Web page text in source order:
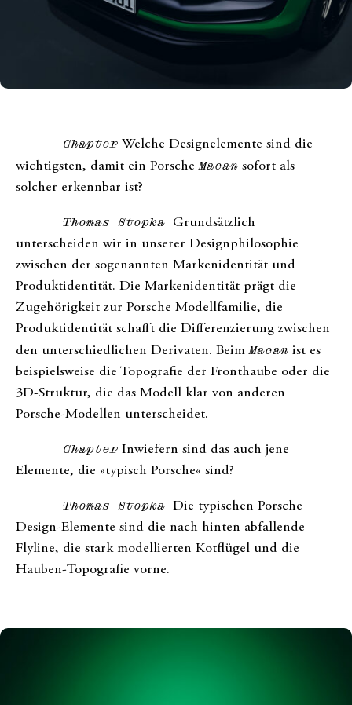
Chapter Welche Designelemente sind die
wichtigsten, damit ein PorscheMacan sofort als
solcher erkennbar ist?
Thomas Stopka Grundsätzlich
unterscheiden wir in unserer Designphilosophie
zwischen der sogenannten Markenidentität und
Produktidentität. Die Markenidentität prägt die
Zugehörigkeit zur Porsche Modellfamilie, die
Produktidentität schafft die Differenzierung zwischen
den unterschiedlichen Derivaten. BeimMacan ist es
beispielsweise die Topografie der Fronthaube oder die
3D-Struktur, die das Modell klar von anderen
Porsche-Modellen unterscheidet.
Chapter Inwiefern sind das auch jene
Elemente, die »typisch Porsche« sind?
Thomas Stopka Die typischen Porsche
Design-Elemente sind die nach hinten abfallende
Flyline, die stark modellierten Kotflügel und die
Hauben-Topografie vorne.